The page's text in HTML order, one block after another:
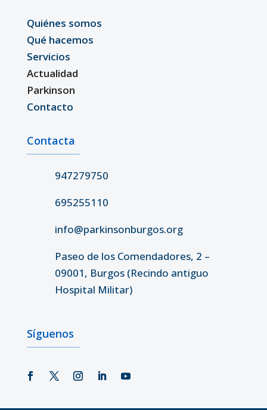
Quiénes somos
Qué hacemos
Servicios
Actualidad
Parkinson
Contacto
Contacta
947279750
695255110
info@parkinsonburgos.org
Paseo de los Comendadores, 2 –
09001, Burgos (Recindo antiguo
Hospital Militar)
Síguenos